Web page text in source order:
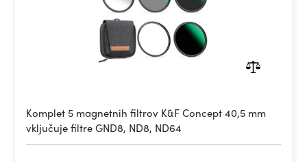
Komplet 5 magnetnih filtrov K&F Concept 40,5 mm
vključuje filtre GND8, ND8, ND64